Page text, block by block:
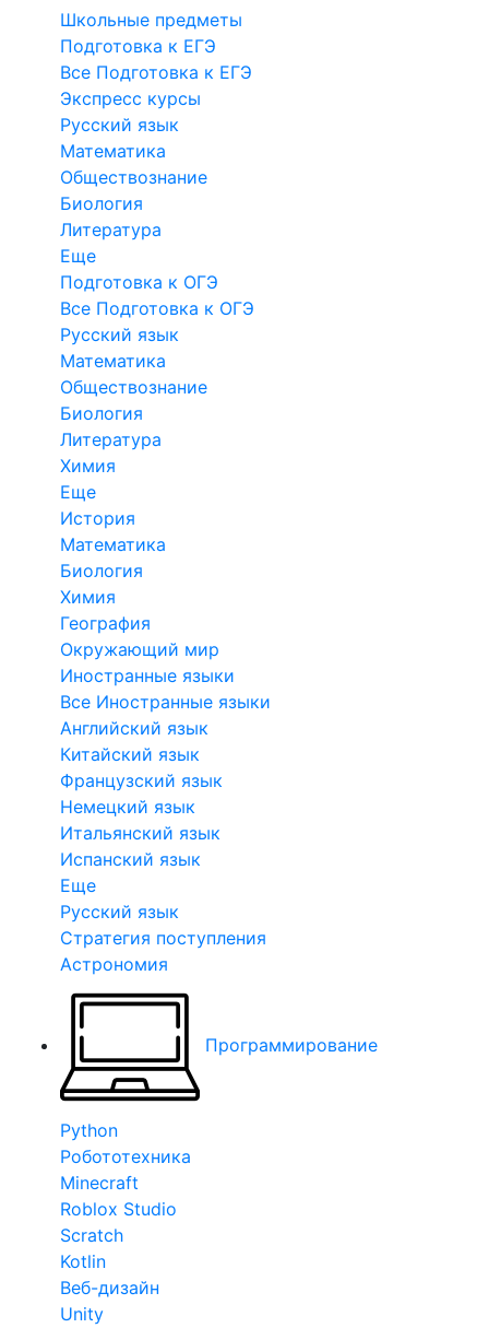
Школьные предметы
Подготовка к ЕГЭ
Все Подготовка к ЕГЭ
Экспресс курсы
Русский язык
Математика
Обществознание
Биология
Литература
Еще
Подготовка к ОГЭ
Все Подготовка к ОГЭ
Русский язык
Математика
Обществознание
Биология
Литература
Химия
Еще
История
Математика
Биология
Химия
География
Окружающий мир
Иностранные языки
Все Иностранные языки
Английский язык
Китайский язык
Французский язык
Немецкий язык
Итальянский язык
Испанский язык
Еще
Русский язык
Стратегия поступления
Астрономия
Программирование
Python
Робототехника
Minecraft
Roblox Studio
Scratch
Kotlin
Веб-дизайн
Unity